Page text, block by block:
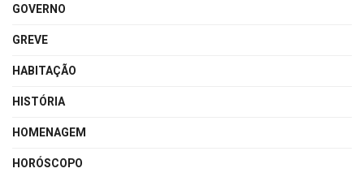
GOVERNO
GREVE
HABITAÇÃO
HISTÓRIA
HOMENAGEM
HORÓSCOPO